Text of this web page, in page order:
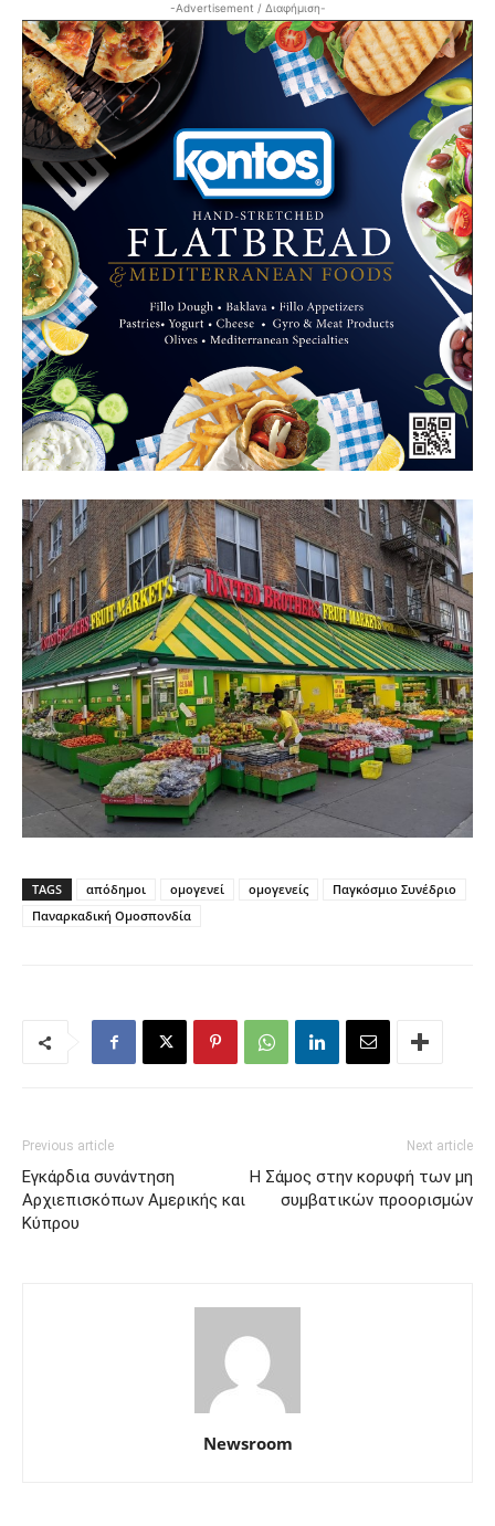
-Advertisement / Διαφήμιση-
TAGS απόδημοι ομογενεί ομογενείς
Παγκόσμιο Συνέδριο
Παναρκαδική Ομοσπονδία
Previous article
Εγκάρδια συνάντηση
Αρχιεπισκόπων Αμερικής και
Κύπρου
Next article
Η Σάμος στην κορυφή των μη
συμβατικών προορισμών
Newsroom